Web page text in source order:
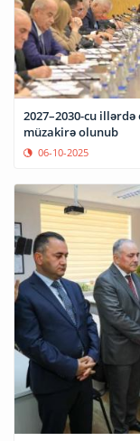
2027–2030-cu
müzakirə olunub
06-10-2025